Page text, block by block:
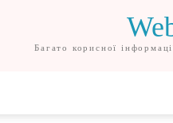
Багато корисної